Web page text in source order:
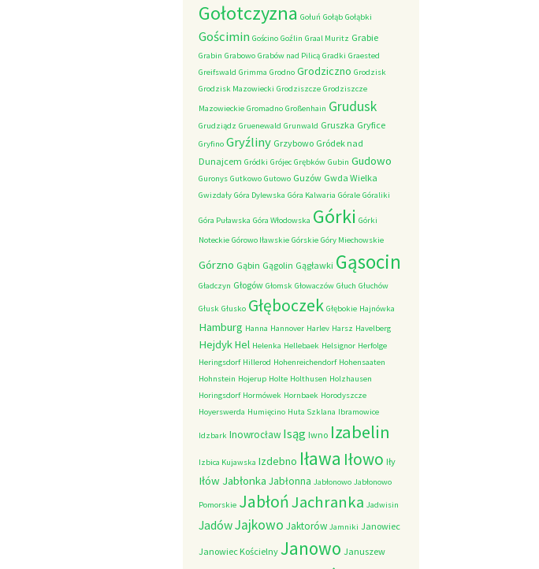
Gołotczyzna Gołuń Gołąb Gołąbki
Gościmin Gościno Goźlin Graal Muritz Grabie
Grabin Grabowo Grabów nad Pilicą Gradki Graested
Greifswald Grimma Grodno Grodziczno Grodzisk
Grodzisk Mazowiecki Grodziszcze Grodziszcze
Mazowieckie Gromadno Großenhain Grudusk
Grudziądz Gruenewald Grunwald Gruszka Gryfice
Gryfino Gryźliny Grzybowo Gródek nad
Dunajcem Gródki Grójec Grębków Gubin Gudowo
Guronys Gutkowo Gutowo Guzów Gwda Wielka
Gwizdały Góra Dylewska Góra Kalwaria Górale Góraliki
Góra Puławska Góra Włodowska Górki Górki
Noteckie Górowo Iławskie Górskie Góry Miechowskie
Górzno Gąbin Gągolin Gągławki Gąsocin
Gładczyn Głogów Głomsk Głowaczów Głuch Głuchów
Głusk Głusko Głęboczek Głębokie Hajnówka
Hamburg Hanna Hannover Harlev Harsz Havelberg
HejdykHel Helenka Hellebaek Helsignor Herfolge
Heringsdorf Hillerod Hohenreichendorf Hohensaaten
Hohnstein Hojerup Holte Holthusen Holzhausen
Horingsdorf Hormówek Hornbaek Horodyszcze
Hoyerswerda Humięcino Huta Szklana Ibramowice
Idzbark Inowrocław Isąg Iwno Izabelin
Izbica Kujawska Izdebno Iława Iłowo Iły
Iłów Jabłonka Jabłonna Jabłonowo Jabłonowo
Pomorskie JabłońJachranka Jadwisin
JadówJajkowo Jaktorów Jamniki Janowiec
Janowiec Kościelny Janowo Januszew